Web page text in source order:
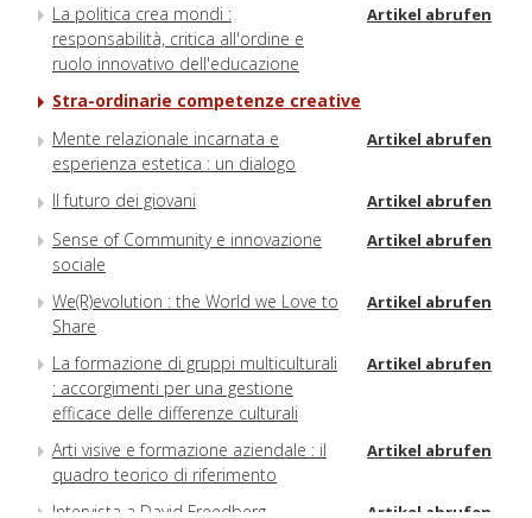
La politica crea mondi :
responsabilità, critica all'ordine e
ruolo innovativo dell'educazione
Artikel abrufen
Stra-ordinarie competenze creative
Mente relazionale incarnata e
esperienza estetica : un dialogo
Artikel abrufen
Il futuro dei giovani Artikel abrufen
Sense of Community e innovazione
sociale
Artikel abrufen
We(R)evolution : the World we Love to
Share
Artikel abrufen
La formazione di gruppi multiculturali
: accorgimenti per una gestione
efficace delle differenze culturali
Artikel abrufen
Arti visive e formazione aziendale : il
quadro teorico di riferimento
Artikel abrufen
Intervista a David Freedberg Artikel abrufen